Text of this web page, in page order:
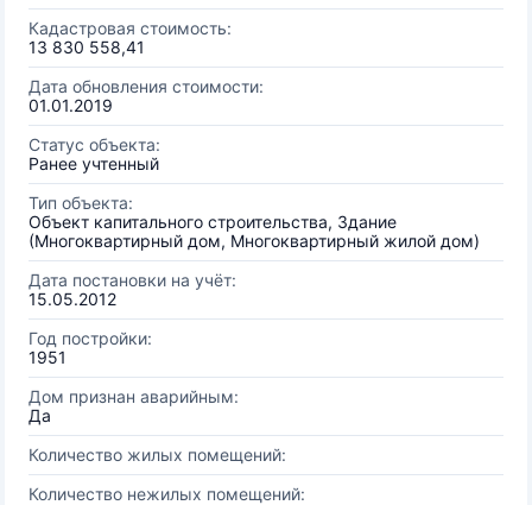
Кадастровая стоимость:
13 830 558,41
Дата обновления стоимости:
01.01.2019
Статус объекта:
Ранее учтенный
Тип объекта:
Объект капитального строительства, Здание
(Многоквартирный дом, Многоквартирный жилой дом)
Дата постановки на учёт:
15.05.2012
Год постройки:
1951
Дом признан аварийным:
Да
Количество жилых помещений:
Количество нежилых помещений: